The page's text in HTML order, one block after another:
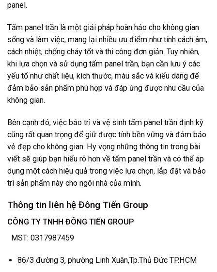
panel.
Tấm panel trần là một giải pháp hoàn hảo cho không gian
sống và làm việc, mang lại nhiều ưu điểm như tính cách âm,
cách nhiệt, chống cháy tốt và thi công đơn giản. Tuy nhiên,
khi lựa chọn và sử dụng tấm panel trần, bạn cần lưu ý các
yếu tố như chất liệu, kích thước, màu sắc và kiểu dáng để
đảm bảo sản phẩm phù hợp và đáp ứng được nhu cầu của
không gian.
Bên cạnh đó, việc bảo trì và vệ sinh tấm panel trần định kỳ
cũng rất quan trọng để giữ được tính bền vững và đảm bảo
vẻ đẹp cho không gian. Hy vọng những thông tin trong bài
viết sẽ giúp bạn hiểu rõ hơn về tấm panel trần và có thể áp
dụng một cách hiệu quả trong việc lựa chọn, lắp đặt và bảo
trì sản phẩm này cho ngôi nhà của mình.
Thông tin liên hệ Đông Tiến Group
CÔNG TY TNHH ĐÔNG TIẾN GROUP
MST: 0317987459
86/3 đường 3, phường Linh Xuân,Tp.Thủ Đức TP.HCM